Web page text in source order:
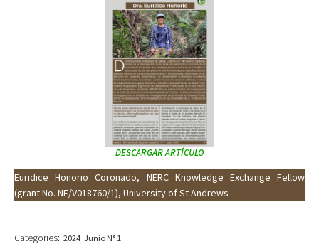
DESCARGAR ARTÍCULO
Euridice Honorio Coronado, NERC Knowledge Exchange Fellow
(grant No. NE/V018760/1), University of St Andrews
Categories: 2024 Junio N° 1